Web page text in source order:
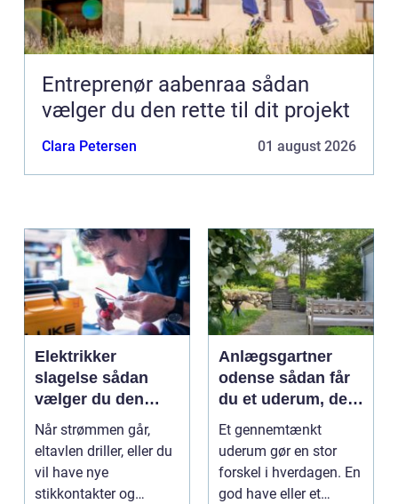
Entreprenør aabenraa sådan
vælger du den rette til dit projekt
Clara Petersen 01 august 2026
Elektrikker
slagelse sådan
vælger du den
rigtige elektriker til
opgaven
Når strømmen går,
eltavlen driller, eller du
vil have nye
stikkontakter og
Anlægsgartner
odense sådan får
du et uderum, der
holder i mange år
Et gennemtænkt
uderum gør en stor
forskel i hverdagen. En
god have eller et